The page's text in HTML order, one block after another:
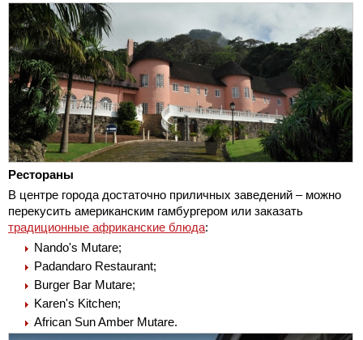
Рестораны
В центре города достаточно приличных заведений – можно
перекусить американским гамбургером или заказать
традиционные африканские блюда:
Nando's Mutare;
Padandaro Restaurant;
Burger Bar Mutare;
Karen's Kitchen;
African Sun Amber Mutare.